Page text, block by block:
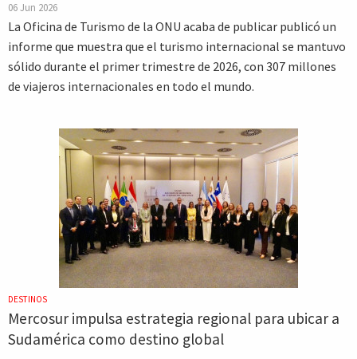
06 Jun 2026
La Oficina de Turismo de la ONU acaba de publicar publicó un
informe que muestra que el turismo internacional se mantuvo
sólido durante el primer trimestre de 2026, con 307 millones
de viajeros internacionales en todo el mundo.
DESTINOS
Mercosur impulsa estrategia regional para ubicar a
Sudamérica como destino global